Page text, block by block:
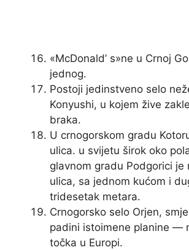
«McDonald’ s»ne u Crnoj
jednog.
Postoji jedinstveno selo
Konyushi, u kojem žive
braka.
U crnogorskom gradu
ulica. u svijetu širok oko
glavnom gradu Podgorici je
ulica, sa jednom kućom i
tridesetak metara.
Crnogorsko selo Orjen,
padini istoimene planine —
točka u Europi.